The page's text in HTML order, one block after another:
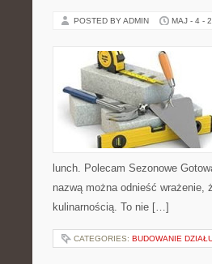
POSTED BY ADMIN MAJ - 4 -
lunch. Polecam Sezonowe
nazwą można odnieść wrażenie,
kulinarnością. To nie […]
CATEGORIES: BUDOWANIE